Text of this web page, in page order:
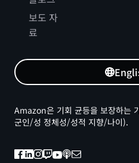
보도 자
료
Amazon은 기회 균등을 보장하는
군인/성 정체성/성적 지향/나이).